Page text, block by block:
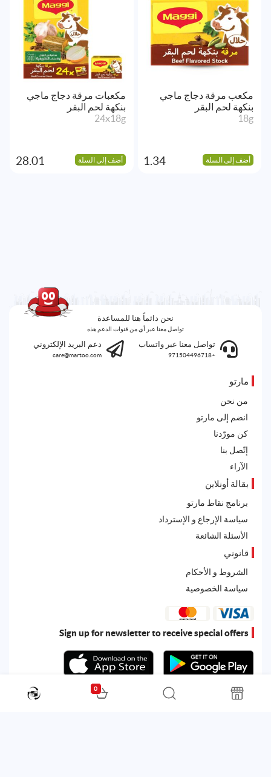
مكعب مرقة دجاج ماجي
بنكهة لحم البقر
18g
أضف إلى السلة 1.34
مكعبات مرقة دجاج ماجي
بنكهة لحم البقر
24x18g
أضف إلى السلة 28.01
نحن دائماً هنا للمساعدة
تواصل معنا عبر أي من قنوات الدعم هذه
تواصل معنا عبر واتساب
+971504496718
دعم البريد الإلكتروني
care@martoo.com
مارتو
من نحن
انضم إلى مارتو
كن مورّدنا
إتّصل بنا
الآراء
بقالة أونلاين
برنامج نقاط مارتو
سياسة الإرجاع و الإسترداد
الأسئلة الشائعة
قانوني
الشروط و الأحكام
سياسة الخصوصية
Sign up for newsletter to receive special offers
0